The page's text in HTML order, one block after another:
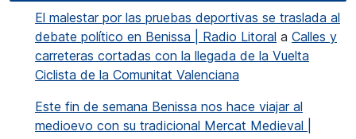
El malestar por las pruebas deportivas se traslada al
debate político en Benissa | Radio Litoral a Calles y
carreteras cortadas con la llegada de la Vuelta
Ciclista de la Comunitat Valenciana
Este fin de semana Benissa nos hace viajar al
medioevo con su tradicional Mercat Medieval |